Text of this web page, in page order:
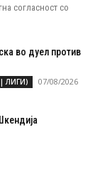
согласност со
во дуел против
ЛИГИ) 07/08/2026